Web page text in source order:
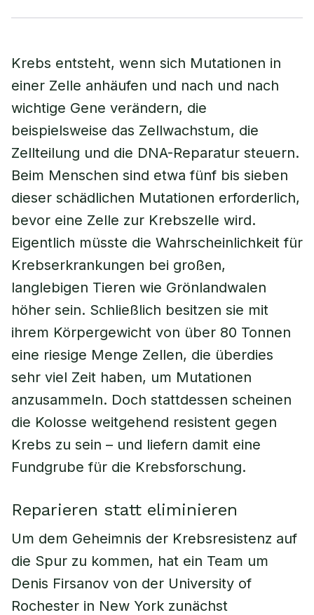
Krebs entsteht, wenn sich Mutationen in
einer Zelle anhäufen und nach und nach
wichtige Gene verändern, die
beispielsweise das Zellwachstum, die
Zellteilung und die DNA-Reparatur steuern.
Beim Menschen sind etwa fünf bis sieben
dieser schädlichen Mutationen erforderlich,
bevor eine Zelle zur Krebszelle wird.
Eigentlich müsste die Wahrscheinlichkeit für
Krebserkrankungen bei großen,
langlebigen Tieren wie Grönlandwalen
höher sein. Schließlich besitzen sie mit
ihrem Körpergewicht von über 80 Tonnen
eine riesige Menge Zellen, die überdies
sehr viel Zeit haben, um Mutationen
anzusammeln. Doch stattdessen scheinen
die Kolosse weitgehend resistent gegen
Krebs zu sein – und liefern damit eine
Fundgrube für die Krebsforschung.
Reparieren statt eliminieren
Um dem Geheimnis der Krebsresistenz auf
die Spur zu kommen, hat ein Team um
Denis Firsanov von der University of
Rochester in New York zunächst